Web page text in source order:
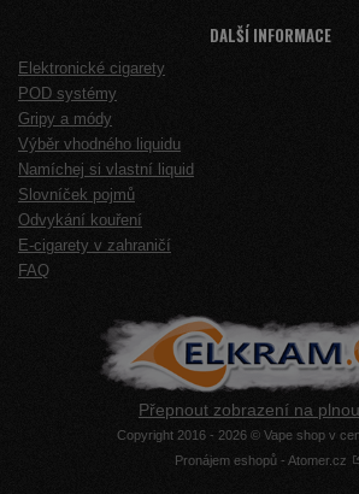
DALŠÍ INFORMACE
Elektronické cigarety
POD systémy
Gripy a módy
Výběr vhodného liquidu
Namíchej si vlastní liquid
Slovníček pojmů
Odvykání kouření
E-cigarety v zahraničí
FAQ
Přepnout zobrazení na
Copyright 2016 - 2026 © Vape shop v
Pronájem eshopů - Atomer.cz